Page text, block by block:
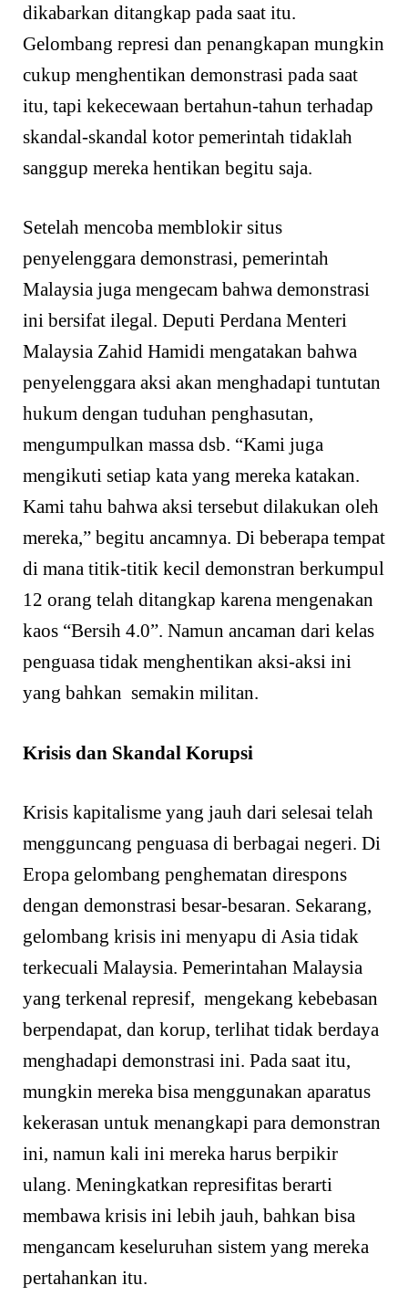
dikabarkan ditangkap pada saat itu.
Gelombang represi dan penangkapan mungkin
cukup menghentikan demonstrasi pada saat
itu, tapi kekecewaan bertahun-tahun terhadap
skandal-skandal kotor pemerintah tidaklah
sanggup mereka hentikan begitu saja.
Setelah mencoba memblokir situs
penyelenggara demonstrasi, pemerintah
Malaysia juga mengecam bahwa demonstrasi
ini bersifat ilegal. Deputi Perdana Menteri
Malaysia Zahid Hamidi mengatakan bahwa
penyelenggara aksi akan menghadapi tuntutan
hukum dengan tuduhan penghasutan,
mengumpulkan massa dsb. “Kami juga
mengikuti setiap kata yang mereka katakan.
Kami tahu bahwa aksi tersebut dilakukan oleh
mereka,” begitu ancamnya. Di beberapa tempat
di mana titik-titik kecil demonstran berkumpul
12 orang telah ditangkap karena mengenakan
kaos “Bersih 4.0”. Namun ancaman dari kelas
penguasa tidak menghentikan aksi-aksi ini
yang bahkan semakin militan.
Krisis dan Skandal Korupsi
Krisis kapitalisme yang jauh dari selesai telah
mengguncang penguasa di berbagai negeri. Di
Eropa gelombang penghematan direspons
dengan demonstrasi besar-besaran. Sekarang,
gelombang krisis ini menyapu di Asia tidak
terkecuali Malaysia. Pemerintahan Malaysia
yang terkenal represif, mengekang kebebasan
berpendapat, dan korup, terlihat tidak berdaya
menghadapi demonstrasi ini. Pada saat itu,
mungkin mereka bisa menggunakan aparatus
kekerasan untuk menangkapi para demonstran
ini, namun kali ini mereka harus berpikir
ulang. Meningkatkan represifitas berarti
membawa krisis ini lebih jauh, bahkan bisa
mengancam keseluruhan sistem yang mereka
pertahankan itu.